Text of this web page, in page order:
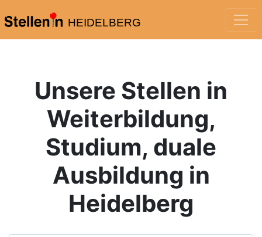
HEIDELBERG
Unsere Stellen in
Weiterbildung,
Studium, duale
Ausbildung in
Heidelberg